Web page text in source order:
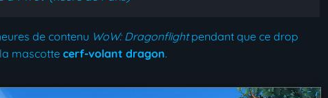
de contenu WoW: Dragonflightpendant que ce drop
mascotte cerf-volant dragon.